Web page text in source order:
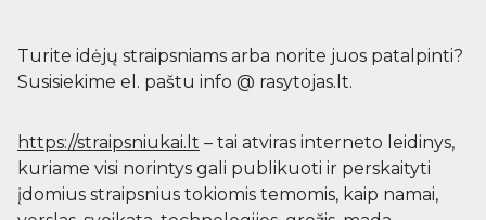
Turite idėjų straipsniams arba norite juos patalpinti?
Susisiekime el. paštu info @ rasytojas.lt.
https://straipsniukai.lt – tai atviras interneto leidinys,
kuriame visi norintys gali publikuoti ir perskaityti
įdomius straipsnius tokiomis temomis, kaip namai,